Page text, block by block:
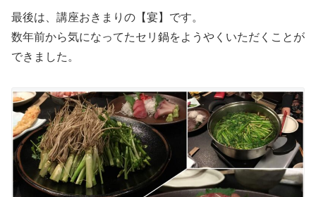
最後は、講座おきまりの【宴】です。
数年前から気になってたセリ鍋をようやくいただくことが
できました。